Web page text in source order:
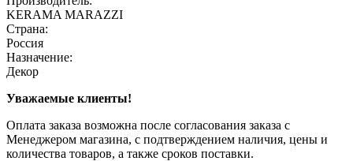
KERAMA MARAZZI
Страна:
Россия
Назначение:
Декор
Уважаемые клиенты!
Оплата заказа возможна после согласования заказа с
Менеджером магазина, с подтверждением наличия, цены и
количества товаров, а также сроков поставки.